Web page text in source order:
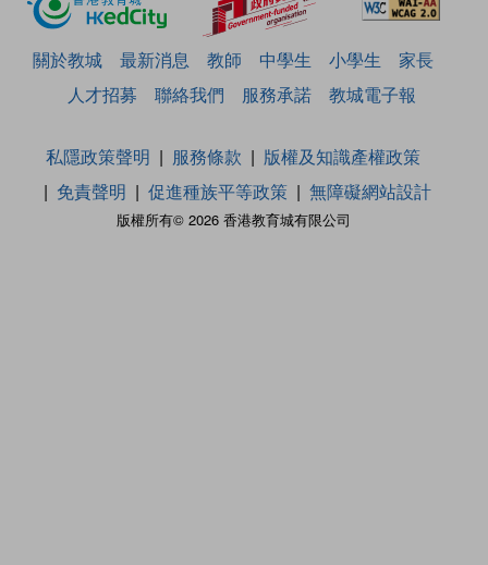
關於教城 最新消息 教師 中學生 小學生
家長
人才招募
聯絡我們 服務承諾 教城電子報
版權所有© 2026 香港教育城有限公司
私隱政策聲明 服務條款
版權及知識產權政策
免責聲明
促進種族平等政策 無障礙網站設計